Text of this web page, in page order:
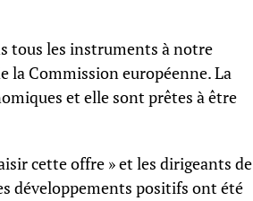
tous les instruments à notre
la Commission européenne. La
et elle sont prêtes à être
cette offre » et les dirigeants de
développements positifs ont été